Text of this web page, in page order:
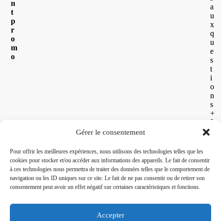
Gérer le consentement
Pour offrir les meilleures expériences, nous utilisons des technologies telles que les
cookies pour stocker et/ou accéder aux informations des appareils. Le fait de consentir
à ces technologies nous permettra de traiter des données telles que le comportement de
navigation ou les ID uniques sur ce site. Le fait de ne pas consentir ou de retirer son
consentement peut avoir un effet négatif sur certaines caractéristiques et fonctions.
Accepter
n
t
p
r
o
m
o
a
u
x
q
u
e
s
t
i
o
n
s
+
2